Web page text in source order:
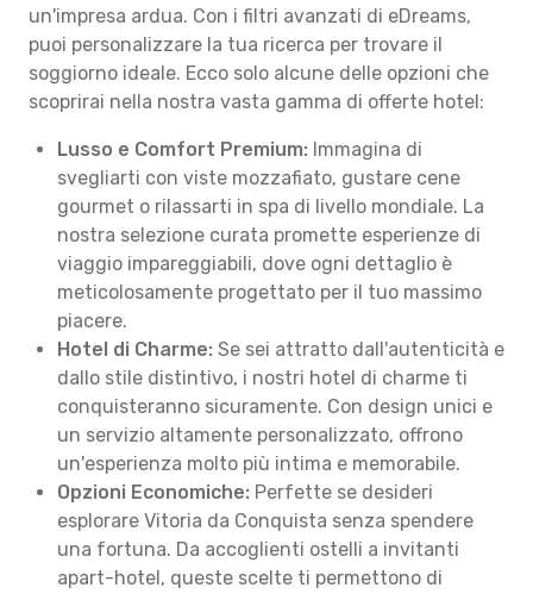
un'impresa ardua. Con i filtri avanzati di eDreams,
puoi personalizzare la tua ricerca per trovare il
soggiorno ideale. Ecco solo alcune delle opzioni che
scoprirai nella nostra vasta gamma di offerte hotel:
Lusso e Comfort Premium: Immagina di
svegliarti con viste mozzafiato, gustare cene
gourmet o rilassarti in spa di livello mondiale. La
nostra selezione curata promette esperienze di
viaggio impareggiabili, dove ogni dettaglio è
meticolosamente progettato per il tuo massimo
piacere.
Hotel di Charme: Se sei attratto dall'autenticità e
dallo stile distintivo, i nostri hotel di charme ti
conquisteranno sicuramente. Con design unici e
un servizio altamente personalizzato, offrono
un'esperienza molto più intima e memorabile.
Opzioni Economiche: Perfette se desideri
esplorare Vitoria da Conquista senza spendere
una fortuna. Da accoglienti ostelli a invitanti
apart-hotel, queste scelte ti permettono di